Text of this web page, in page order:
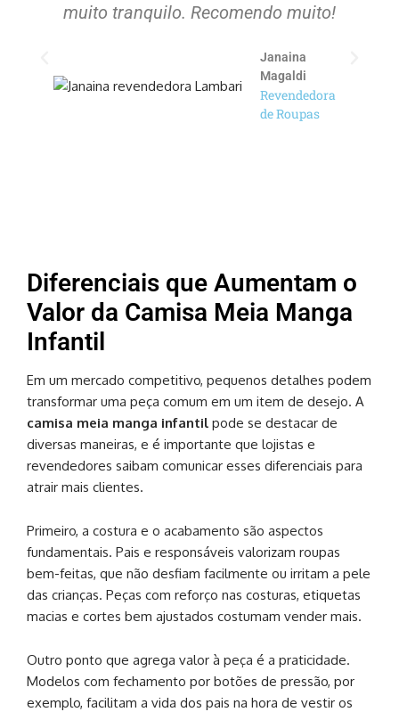
muito tranquilo. Recomendo muito!
Janaina
Magaldi
Revendedora
de Roupas
Diferenciais que Aumentam o
Valor da Camisa Meia Manga
Infantil
Em um mercado competitivo, pequenos detalhes podem
transformar uma peça comum em um item de desejo. A
camisa meia manga infantil pode se destacar de
diversas maneiras, e é importante que lojistas e
revendedores saibam comunicar esses diferenciais para
atrair mais clientes.
Primeiro, a costura e o acabamento são aspectos
fundamentais. Pais e responsáveis valorizam roupas
bem-feitas, que não desfiam facilmente ou irritam a pele
das crianças. Peças com reforço nas costuras, etiquetas
macias e cortes bem ajustados costumam vender mais.
Outro ponto que agrega valor à peça é a praticidade.
Modelos com fechamento por botões de pressão, por
exemplo, facilitam a vida dos pais na hora de vestir os